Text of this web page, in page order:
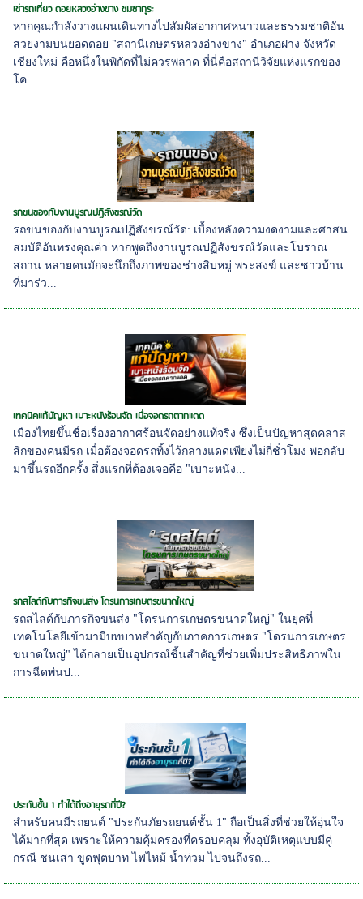
เช่ารถเที่ยว ดอยหลวงอ่างขาง ชมซากุระ
หากคุณกำลังวางแผนเดินทางไปสัมผัสอากาศหนาวและธรรมชาติอัน
สวยงามบนยอดดอย "สถานีเกษตรหลวงอ่างขาง" อำเภอฝาง จังหวัด
เชียงใหม่ คือหนึ่งในพิกัดที่ไม่ควรพลาด ที่นี่คือสถานีวิจัยแห่งแรกของ
โค...
รถขนของกับงานบูรณปฏิสังขรณ์วัด
รถขนของกับงานบูรณปฏิสังขรณ์วัด: เบื้องหลังความงดงามและศาสน
สมบัติอันทรงคุณค่า หากพูดถึงงานบูรณปฏิสังขรณ์วัดและโบราณ
สถาน หลายคนมักจะนึกถึงภาพของช่างสิบหมู่ พระสงฆ์ และชาวบ้าน
ที่มาร่ว...
เทคนิคแก้ปัญหา เบาะหนังร้อนจัด เมื่อจอดรถตากแดด
เมืองไทยขึ้นชื่อเรื่องอากาศร้อนจัดอย่างแท้จริง ซึ่งเป็นปัญหาสุดคลาส
สิกของคนมีรถ เมื่อต้องจอดรถทิ้งไว้กลางแดดเพียงไม่กี่ชั่วโมง พอกลับ
มาขึ้นรถอีกครั้ง สิ่งแรกที่ต้องเจอคือ "เบาะหนัง...
รถสไลด์กับภารกิจขนส่ง โดรนการเกษตรขนาดใหญ่
รถสไลด์กับภารกิจขนส่ง "โดรนการเกษตรขนาดใหญ่" ในยุคที่
เทคโนโลยีเข้ามามีบทบาทสำคัญกับภาคการเกษตร "โดรนการเกษตร
ขนาดใหญ่" ได้กลายเป็นอุปกรณ์ชิ้นสำคัญที่ช่วยเพิ่มประสิทธิภาพใน
การฉีดพ่นป...
ประกันชั้น 1 ทำได้ถึงอายุรถกี่ปี?
สำหรับคนมีรถยนต์ "ประกันภัยรถยนต์ชั้น 1" ถือเป็นสิ่งที่ช่วยให้อุ่นใจ
ได้มากที่สุด เพราะให้ความคุ้มครองที่ครอบคลุม ทั้งอุบัติเหตุแบบมีคู่
กรณี ชนเสา ขูดฟุตบาท ไฟไหม้ น้ำท่วม ไปจนถึงรถ...